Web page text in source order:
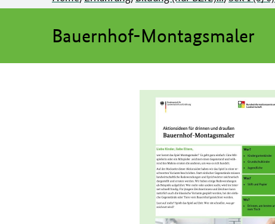
Bauernhof-Montagsmaler